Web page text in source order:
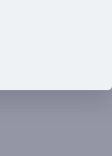
online en